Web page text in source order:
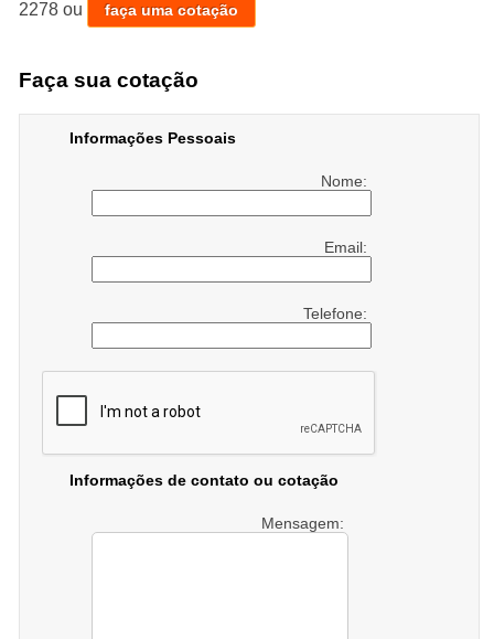
E Cadeiras, Locação De Móveis Para Festa, Aluguel De
Aluguel De Ar Condicionado Portátil, Aluguel De
Geladeiras e Aluguel De Cadeiras Para Festa. Com
equipamentos modernos, e instalações em ótimo estado, a
empresa é capaz de suprir a necessidade de seus
trabalhamos com Aluguel Ar Condicionado Portátil e
Aluguel De Cadeiras De Plastico. Entre em contato agora
2278 ou faça uma cotação
Faça sua cotação
Informações Pessoais
Nome:
Email:
Telefone:
Informações de contato ou cotação
Mensagem: